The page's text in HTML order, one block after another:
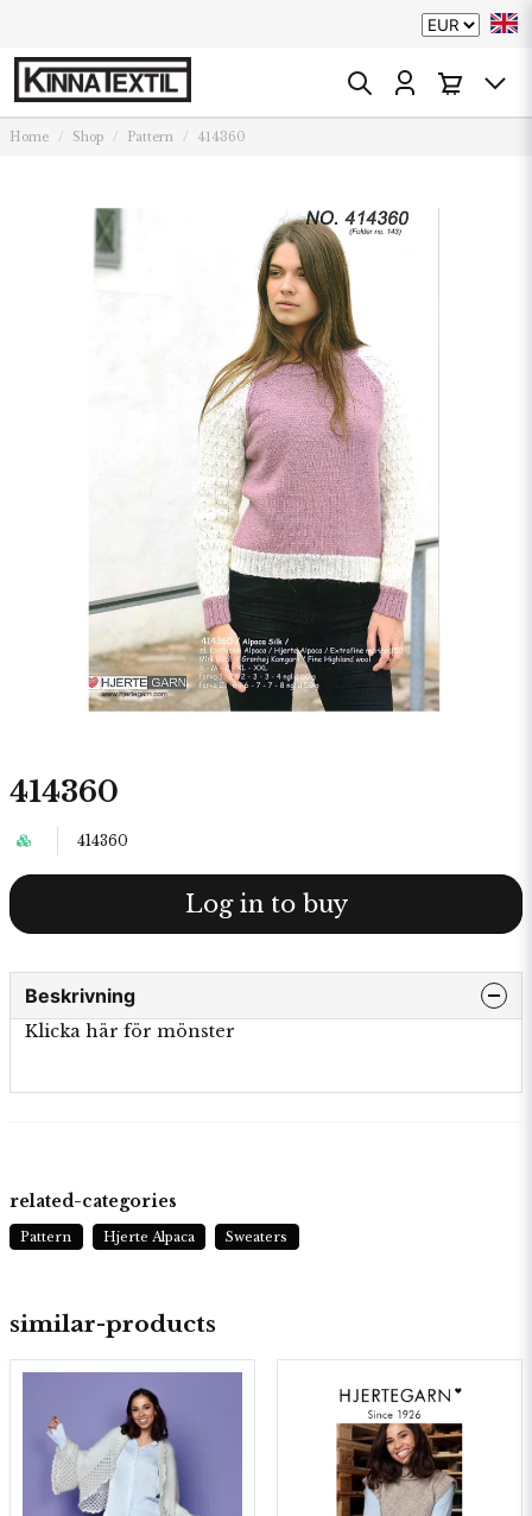
Home Shop Pattern 414360
414360
414360
Log in to buy
Beskrivning
Klicka här för mönster
similar-products
related-categories
Pattern Hjerte Alpaca Sweaters